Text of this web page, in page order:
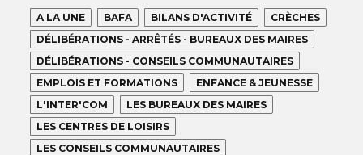
A LA UNE BAFA BILANS D'ACTIVITÉ
CRÈCHES
DÉLIBÉRATIONS - ARRÊTÉS - BUREAUX DES MAIRES
DÉLIBÉRATIONS - CONSEILS COMMUNAUTAIRES
EMPLOIS ET FORMATIONS
ENFANCE & JEUNESSE
L'INTER'COM
LES BUREAUX DES MAIRES
LES CENTRES DE LOISIRS
LES CONSEILS COMMUNAUTAIRES